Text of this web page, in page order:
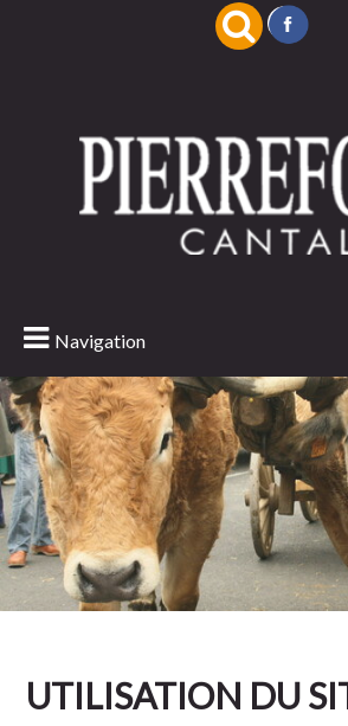
Navigation
UTILISATION DU